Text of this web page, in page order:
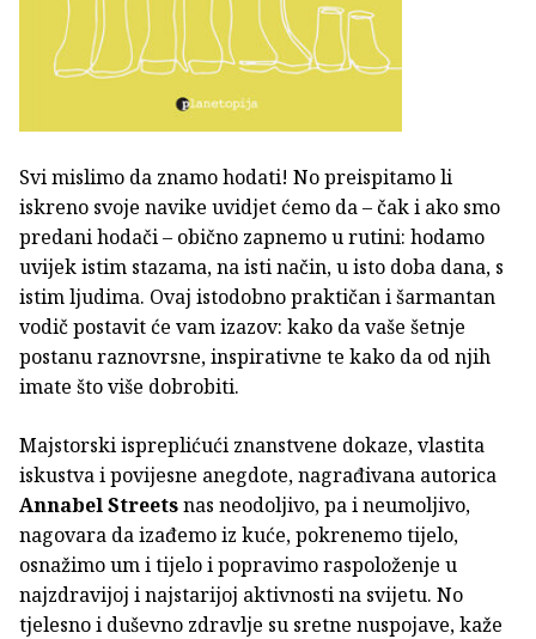
Svi mislimo da znamo hodati! No preispitamo li
iskreno svoje navike uvidjet ćemo da – čak i ako smo
predani hodači – obično zapnemo u rutini: hodamo
uvijek istim stazama, na isti način, u isto doba dana, s
istim ljudima. Ovaj istodobno praktičan i šarmantan
vodič postavit će vam izazov: kako da vaše šetnje
postanu raznovrsne, inspirativne te kako da od njih
imate što više dobrobiti.
Majstorski ispreplićući znanstvene dokaze, vlastita
iskustva i povijesne anegdote, nagrađivana autorica
Annabel Streetsnas neodoljivo, pa i neumoljivo,
nagovara da izađemo iz kuće, pokrenemo tijelo,
osnažimo um i tijelo i popravimo raspoloženje u
najzdravijoj i najstarijoj aktivnosti na svijetu. No
tjelesno i duševno zdravlje su sretne nuspojave, kaže